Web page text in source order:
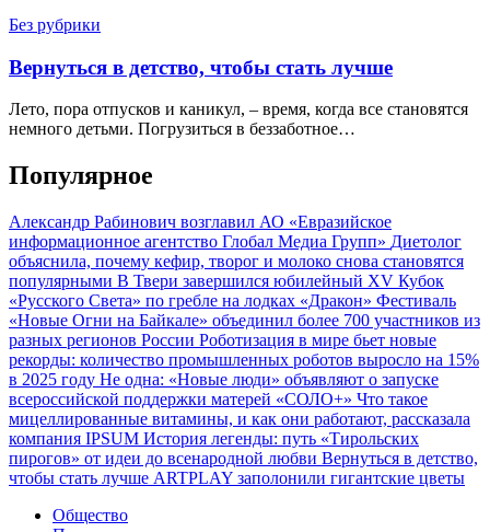
Без рубрики
Вернуться в детство, чтобы стать лучше
Лето, пора отпусков и каникул, – время, когда все становятся
немного детьми. Погрузиться в беззаботное…
Популярное
Александр Рабинович возглавил АО «Евразийское
информационное агентство Глобал Медиа Групп» Диетолог
объяснила, почему кефир, творог и молоко снова становятся
популярными В Твери завершился юбилейный XV Кубок
«Русского Света» по гребле на лодках «Дракон» Фестиваль
«Новые Огни на Байкале» объединил более 700 участников из
разных регионов России Роботизация в мире бьет новые
рекорды: количество промышленных роботов выросло на 15%
в 2025 году Не одна: «Новые люди» объявляют о запуске
всероссийской поддержки матерей «СОЛО+» Что такое
мицеллированные витамины, и как они работают, рассказала
компания IPSUM История легенды: путь «Тирольских
пирогов» от идеи до всенародной любви Вернуться в детство,
чтобы стать лучше ARTPLAY заполонили гигантские цветы
Общество